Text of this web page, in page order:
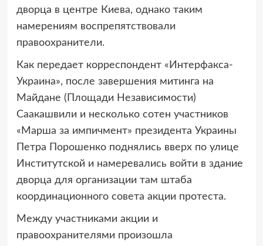
дворца в центре Киева, однако таким
намерениям воспрепятствовали
правоохранители.
Как передает корреспондент «Интерфакса-
Украина», после завершения митинга на
Майдане (Площади Независимости)
Саакашвили и несколько сотен участников
«Марша за импичмент» президента Украины
Петра Порошенко поднялись вверх по улице
Институтской и намеревались войти в здание
дворца для организации там штаба
координационного совета акции протеста.
Между участниками акции и
правоохранителями произошла